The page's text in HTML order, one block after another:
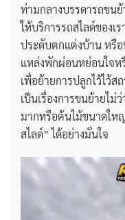
ท่ามกลางบรรดารถขน
ให้บริการรถสไลด์ของเ
ประดับตกแต่งบ้าน หรือ
แหล่งพักผ่อนหย่อนใจห
เพื่อย้ายการปลูกไว้ไว้
เป็นเรื่องการขนย้ายไม่
มากหรือต้นไม้ขนาดให
สไลด์” ได้อย่างมั่นใจ